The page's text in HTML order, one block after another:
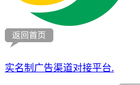
实名制广告渠道对接平台.